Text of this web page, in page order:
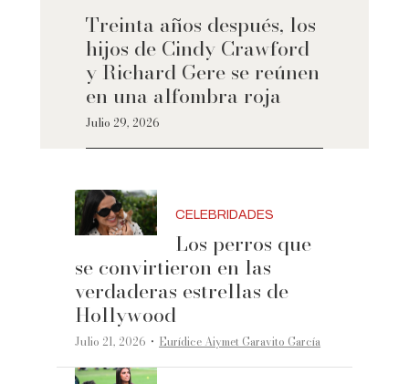
Treinta años después, los
hijos de Cindy Crawford
y Richard Gere se reúnen
en una alfombra roja
Julio 29, 2026
CELEBRIDADES
Los perros que
se convirtieron en las
verdaderas estrellas de
Hollywood
Julio 21, 2026 ·Eurídice Aiymet Garavito García